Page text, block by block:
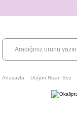
Anasayfa Düğün Nişan Söz